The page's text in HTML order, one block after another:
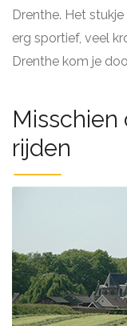
Drenthe. Het
erg sportief, veel
Drenthe kom je
Misschien
rijden